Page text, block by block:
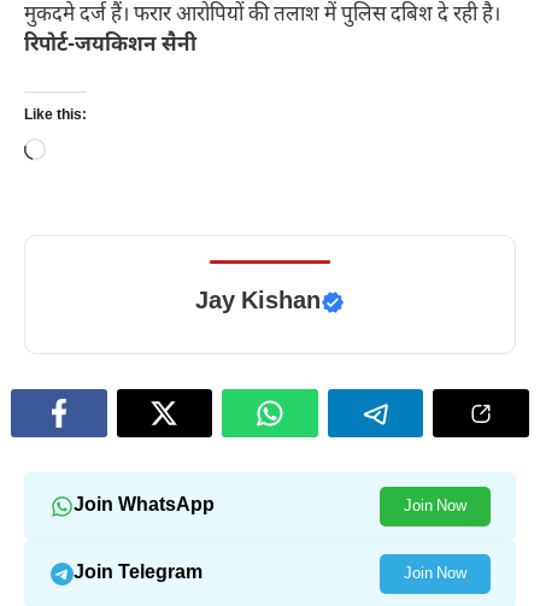
मुकदमे दर्ज हैं। फरार आरोपियों की तलाश में पुलिस दबिश दे रही है।
रिपोर्ट-जयकिशन सैनी
Like this:
Loading…
Jay Kishan
Join WhatsApp Join Now
Join Telegram Join Now